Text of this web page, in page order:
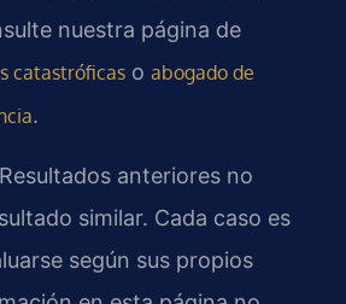
nuestra página de
catastróficas o abogado de
.
anteriores no
similar. Cada caso es
según sus propios